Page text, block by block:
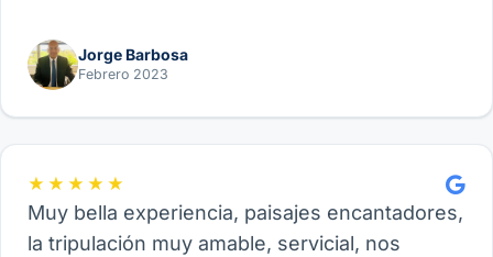
Jorge Barbosa
Febrero 2023
★★★★★
Muy bella experiencia, paisajes encantadores,
la tripulación muy amable, servicial, nos